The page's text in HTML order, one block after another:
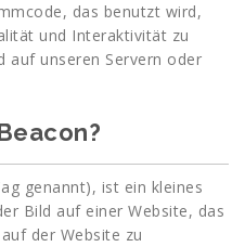
das benutzt wird,
und Interaktivität zu
auf unseren Servern oder
genannt), ist ein kleines
Bild auf einer Website, das
der Website zu